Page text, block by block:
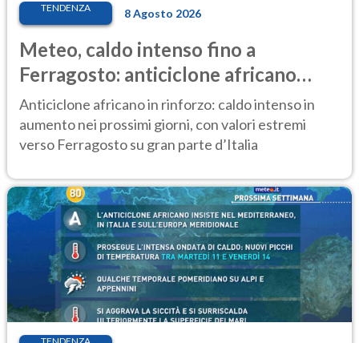
TENDENZA 8 Agosto 2026
Meteo, caldo intenso fino a
Ferragosto: anticiclone africano
ancora protagonista
Anticiclone africano in rinforzo: caldo intenso in
aumento nei prossimi giorni, con valori estremi
verso Ferragosto su gran parte d’Italia